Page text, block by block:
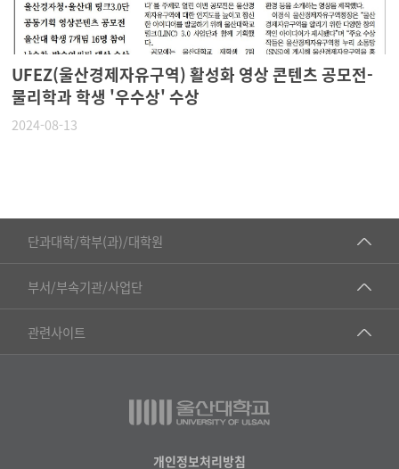
UFEZ(울산경제자유구역) 활성화 영상 콘텐츠 공모전-
물리학과 학생 '우수상' 수상
2024-08-13
단과대학/학부(과)/대학원
■인문대학
▷국어국문학부
▷일본어·일본학과
▷프랑스어·프랑스학과
부서/부속기관/사업단
공동기기센터
공학교육혁신센터
관련사이트
건강가정지원센터
교수협의회
개인정보처리방침